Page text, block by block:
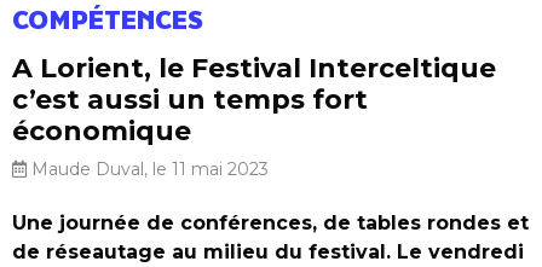
COMPÉTENCES
A Lorient, le Festival Interceltique
c’est aussi un temps fort
économique
Maude Duval, le 11 mai 2023
Une journée de conférences, de tables rondes et
de réseautage au milieu du festival. Le vendredi